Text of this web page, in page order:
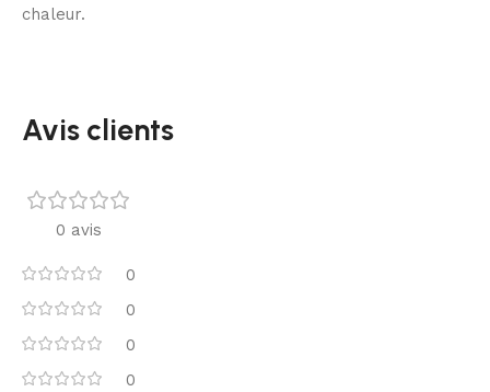
chaleur.
Avis clients
0 avis
0
0
0
0